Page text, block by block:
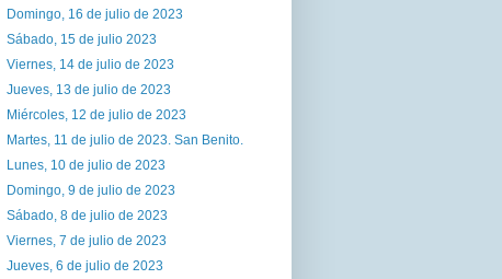
Domingo, 16 de julio de 2023
Sábado, 15 de julio 2023
Viernes, 14 de julio de 2023
Jueves, 13 de julio de 2023
Miércoles, 12 de julio de 2023
Martes, 11 de julio de 2023. San Benito.
Lunes, 10 de julio de 2023
Domingo, 9 de julio de 2023
Sábado, 8 de julio de 2023
Viernes, 7 de julio de 2023
Jueves, 6 de julio de 2023